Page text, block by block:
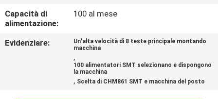
NOTIZIA
SHOPPING
Capacità di
alimentazione:
100 al mese
Evidenziare:
Un'alta velocità di 8 teste principale montando
macchina
,
100 alimentatori SMT selezionano e dispongono
la macchina
, Scelta di CHM861 SMT e macchina del posto